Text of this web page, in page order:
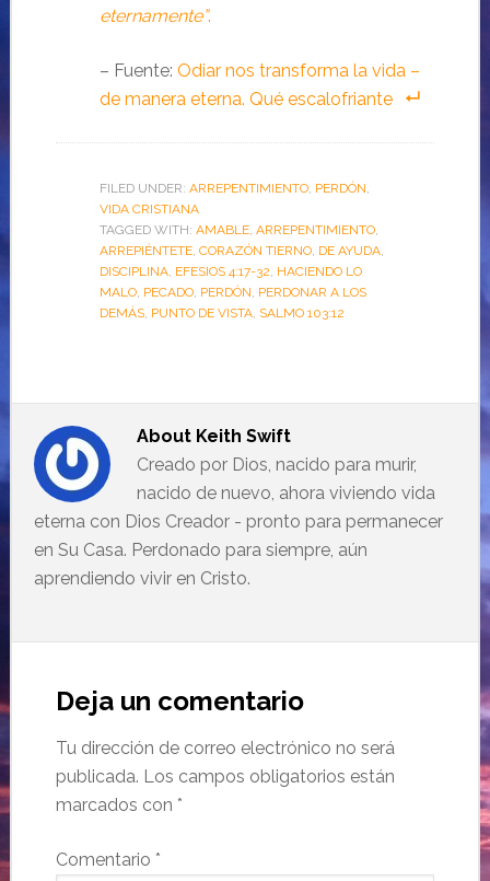
eternamente”.
– Fuente: Odiar nos transforma la vida –
de manera eterna. Qué escalofriante
FILED UNDER: ARREPENTIMIENTO, PERDÓN,
VIDA CRISTIANA
TAGGED WITH: AMABLE, ARREPENTIMIENTO,
ARREPIÉNTETE, CORAZÓN TIERNO, DE AYUDA,
DISCIPLINA, EFESIOS 4:17-32, HACIENDO LO
MALO, PECADO, PERDÓN, PERDONAR A LOS
DEMÁS, PUNTO DE VISTA, SALMO 103:12
About Keith Swift
Creado por Dios, nacido para murir,
nacido de nuevo, ahora viviendo vida
eterna con Dios Creador - pronto para permanecer
en Su Casa. Perdonado para siempre, aún
aprendiendo vivir en Cristo.
Deja un comentario
Tu dirección de correo electrónico no será
publicada. Los campos obligatorios están
marcados con *
Comentario *